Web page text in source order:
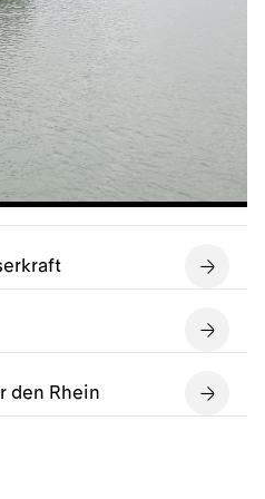
den Rhein